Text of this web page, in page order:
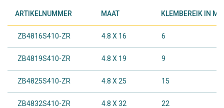
ARTIKELNUMMER MAAT KLEMBEREIK IN
ZB4816S410-ZR 4.8 X 16 6
ZB4819S410-ZR 4.8 X 19 9
ZB4825S410-ZR 4.8 X 25 15
ZB4832S410-ZR 4.8 X 32 22